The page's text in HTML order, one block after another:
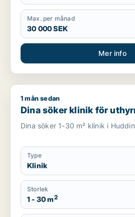
Max. per månad
30 000 SEK
Mer info
Dina söker klinik för uthyrning i
1 mån sedan
Dina söker klinik för
Dina söker 1-30 m² klinik i
Type
Klinik
Storlek
1 - 30 m2